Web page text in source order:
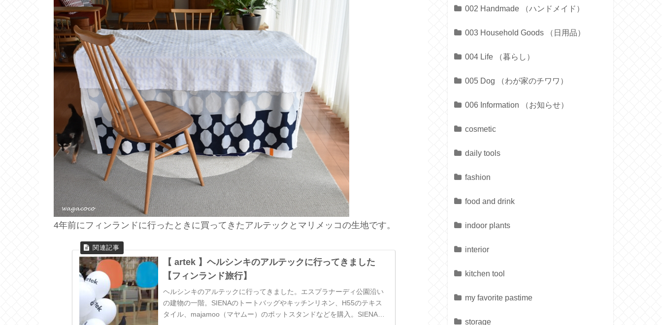
4年前にフィンランドに行ったときに買ってきたアルテックとマリメッコの生地です。
【 artek 】ヘルシンキのアルテックに行ってきました
【フィンランド旅行】
ヘルシンキのアルテックに行ってきました。エスプラナーディ公園沿い
の建物の一階。SIENAのトートバッグやキッチンリネン、H55のテキス
タイル、majamoo（マヤムー）のポットスタンドなどを購入。SIENAの
002 Handmade （ハンドメイド）
003 Household Goods （日用品）
004 Life （暮らし）
005 Dog （わが家のチワワ）
006 Information （お知らせ）
cosmetic
daily tools
fashion
food and drink
indoor plants
interior
kitchen tool
my favorite pastime
storage